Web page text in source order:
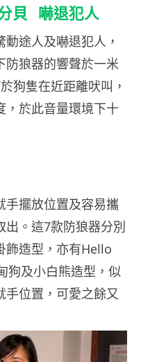
貝 嚇退犯人
途人及嚇退犯人，
防狼器的響聲於一米
狗隻在近距離吠叫，
，於此音量環境下十
手擺放位置及容易攜
。這7款防狼器分別
飾造型，亦有Hello
狗及小白熊造型，似
手位置，可愛之餘又